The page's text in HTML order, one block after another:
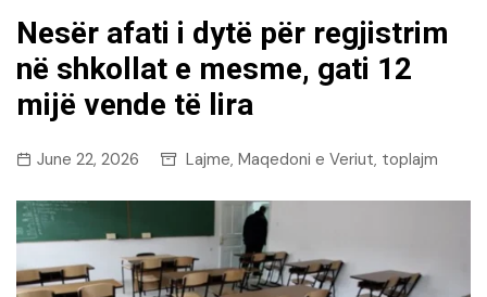
Nesër afati i dytë për regjistrim
në shkollat e mesme, gati 12
mijë vende të lira
June 22, 2026 Lajme, Maqedoni e Veriut, toplajm